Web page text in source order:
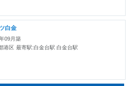
白金
09月築
港区 最寄駅:白金台駅 白金台駅